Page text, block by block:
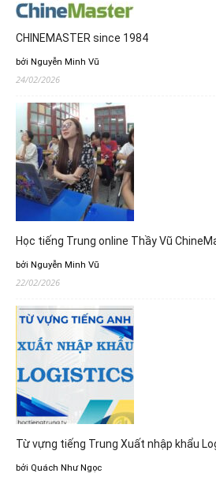
CHINEMASTER since 1984
bởi Nguyễn Minh Vũ
24/02/2026
Học tiếng Trung online Thầy Vũ
bởi Nguyễn Minh Vũ
22/02/2026
Từ vựng tiếng Trung Xuất nhập khẩu
bởi Quách Như Ngọc